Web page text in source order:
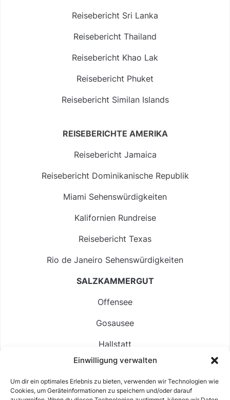
Einwilligung verwalten
Um dir ein optimales Erlebnis zu bieten, verwenden wir Technologien wie
Cookies, um Geräteinformationen zu speichern und/oder darauf
Reisebericht Sri Lanka
Reisebericht Thailand
Reisebericht Khao Lak
Reisebericht Phuket
Reisebericht Similan Islands
REISEBERICHTE AMERIKA
Reisebericht Jamaica
Reisebericht Dominikanische Republik
Miami Sehenswürdigkeiten
Kalifornien Rundreise
Reisebericht Texas
Rio de Janeiro Sehenswürdigkeiten
SALZKAMMERGUT
Offensee
Gosausee
Hallstatt
Langbathsee
Altausseer See